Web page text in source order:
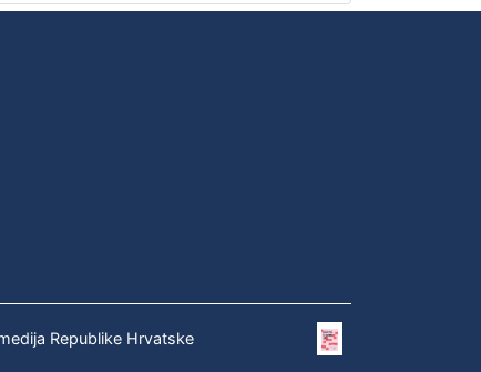
Republike Hrvatske